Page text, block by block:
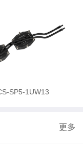
SP5-1UW13
更多